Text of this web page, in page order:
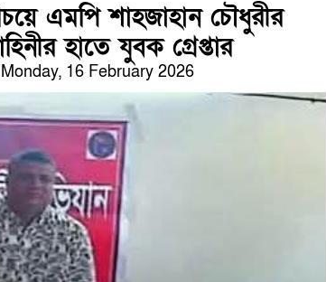
এমপি শাহজাহান চৌধুরীর
হাতে যুবক গ্রেপ্তার
16 February 2026